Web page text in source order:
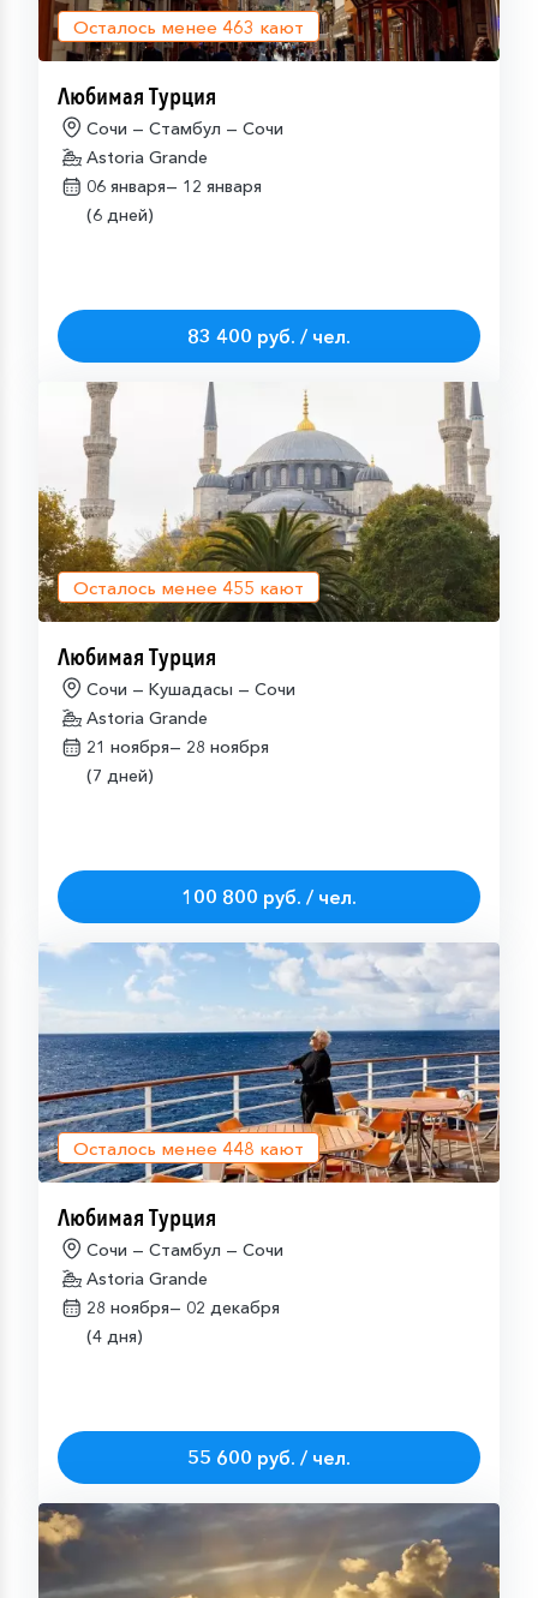
Осталось менее 463 кают
Любимая Турция
Сочи — Стамбул — Сочи
Astoria Grande
06 января— 12 января
(6 дней)
83 400 руб. / чел.
Осталось менее 455 кают
Любимая Турция
Сочи — Кушадасы — Сочи
Astoria Grande
21 ноября— 28 ноября
(7 дней)
100 800 руб. / чел.
Осталось менее 448 кают
Любимая Турция
Сочи — Стамбул — Сочи
Astoria Grande
28 ноября— 02 декабря
(4 дня)
55 600 руб. / чел.